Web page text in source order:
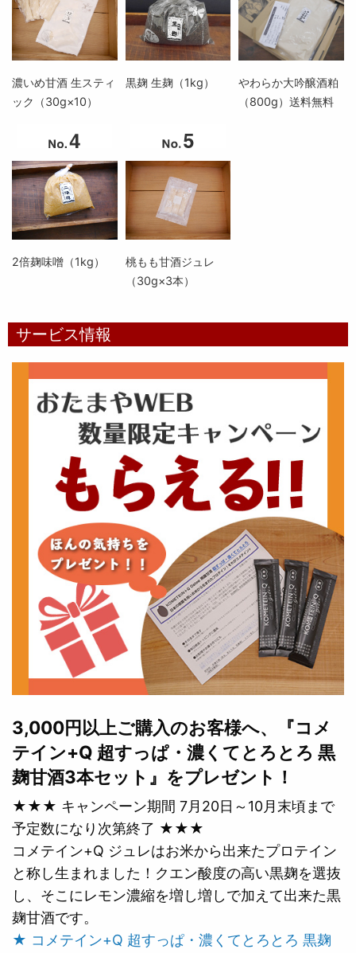
濃いめ甘酒 生スティ
ック（30g×10）
黒麹 生麹（1kg）
やわらか大吟醸酒粕
（800g）送料無料
2倍麹味噌（1kg）
桃もも甘酒ジュレ
（30g×3本）
サービス情報
3,000円以上ご購入のお客様へ、『コメ
テイン+Q 超すっぱ・濃くてとろとろ 黒
麹甘酒3本セット』をプレゼント！
★★★ キャンペーン期間 7月20日～10月末頃まで
予定数になり次第終了 ★★★
コメテイン+Q ジュレはお米から出来たプロテイン
と称し生まれました！クエン酸度の高い黒麹を選抜
し、そこにレモン濃縮を増し増しで加えて出来た黒
麹甘酒です。
★ コメテイン+Q 超すっぱ・濃くてとろとろ 黒麹